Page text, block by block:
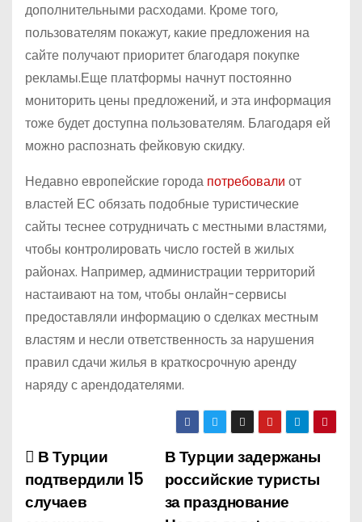
дополнительными расходами. Кроме того,
пользователям покажут, какие предложения на
сайте получают приоритет благодаря покупке
рекламы.Еще платформы начнут постоянно
мониторить цены предложений, и эта информация
тоже будет доступна пользователям. Благодаря ей
можно распознать фейковую скидку.
Недавно европейские города потребовали от
властей ЕС обязать подобные туристические
сайты теснее сотрудничать с местными властями,
чтобы контролировать число гостей в жилых
районах. Например, администрации территорий
настаивают на том, чтобы онлайн-сервисы
предоставляли информацию о сделках местным
властям и несли ответственность за нарушения
правил сдачи жилья в краткосрочную аренду
наряду с арендодателями.
Н
а
В Турции задержаны
российские туристы
за празднование
В Турции
подтвердили 15
случаев